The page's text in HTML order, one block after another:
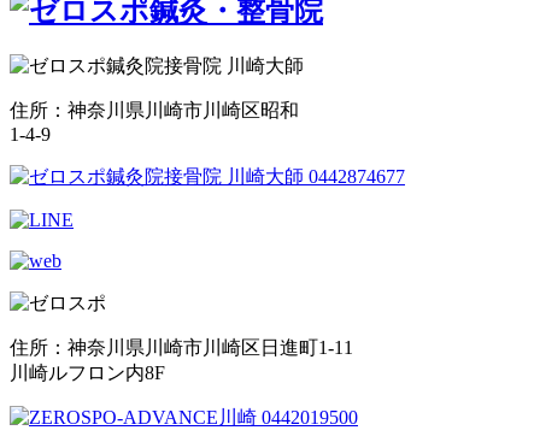
住所：神奈川県川崎市川崎区昭和
1-4-9
住所：神奈川県川崎市川崎区日進町1-11
川崎ルフロン内8F